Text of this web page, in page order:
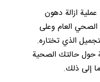
ازالة دهون
العام وعلى
الذي تختاره.
حول حالتك الصحية
إلى ذلك.